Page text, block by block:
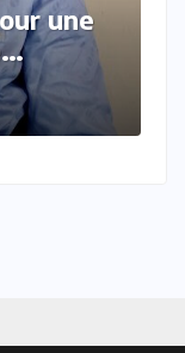
debout